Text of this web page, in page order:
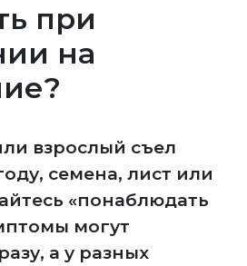
при
на
взрослый съел
семена, лист или
«понаблюдать
могут
а у разных